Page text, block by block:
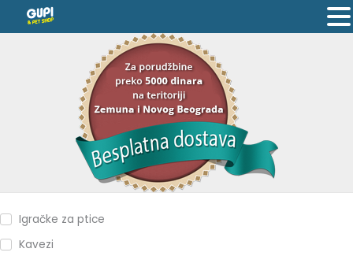
Igračke za ptice
Kavezi